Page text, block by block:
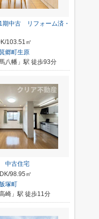
期中古 リフォーム済・
103.51㎡
郷町生原
八幡」駅 徒歩93分
中古住宅
98.95㎡
塚町
崎」駅 徒歩11分